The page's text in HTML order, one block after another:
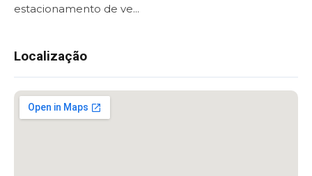
estacionamento de ve...
Localização